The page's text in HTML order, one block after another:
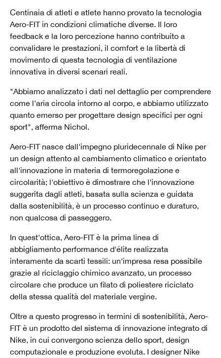
Centinaia di atleti e atlete hanno provato la tecnologia
Aero-FIT in condizioni climatiche diverse. Il loro
feedback e la loro percezione hanno contribuito a
convalidare le prestazioni, il comfort e la libertà di
movimento di questa tecnologia di ventilazione
innovativa in diversi scenari reali.
"Abbiamo analizzato i dati nel dettaglio per comprendere
come l'aria circola intorno al corpo, e abbiamo utilizzato
quanto emerso per progettare design specifici per ogni
sport", afferma Nichol.
Aero-FIT nasce dall'impegno pluridecennale di Nike per
un design attento al cambiamento climatico e orientato
all'innovazione in materia di termoregolazione e
circolarità; l'obiettivo è dimostrare che l'innovazione
suggerita dagli atleti, basata sulla scienza e guidata
dalla sostenibilità, è un processo continuo e duraturo,
non qualcosa di passeggero.
In quest'ottica, Aero-FIT è la prima linea di
abbigliamento performance d'élite realizzata
interamente da scarti tessili: un'impresa resa possibile
grazie al riciclaggio chimico avanzato, un processo
circolare che produce un filato di poliestere riciclato
della stessa qualità del materiale vergine.
Oltre a questo progresso in termini di sostenibilità, Aero-
FIT è un prodotto del sistema di innovazione integrato di
Nike, in cui convergono scienza dello sport, design
computazionale e produzione evoluta. I designer Nike